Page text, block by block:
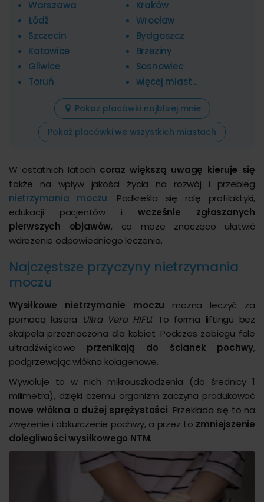
Warszawa
Kraków
Łódź
Wrocław
Szczecin
Bydgoszcz
Katowice
Brzeziny
Gliwice
Sosnowiec
Toruń
więcej miast...
Pokaż placówki najbliżej mnie
Pokaż placówki we wszystkich miastach
W ostatnich latach coraz większą uwagę kieruje się
także na wpływ jakości życia na rozwój i przebieg
nietrzymania moczu. Podkreśla się rolę profilaktyki,
edukacji pacjentów iwcześnie zgłaszanych
pierwszych objawów, co może znacząco ułatwić
wdrożenie odpowiedniego leczenia.
Najczęstsze przyczyny nietrzymania
moczu
Wysiłkowe nietrzymanie moczu można leczyć za
pomocą lasera Ultra Vera HIFU. To forma liftingu bez
skalpela przeznaczona dla kobiet. Podczas zabiegu fale
ultradźwiękowe przenikają do ścianek pochwy,
podgrzewając włókna kolagenowe.
Wywołuje to w nich mikrouszkodzenia (do średnicy 1
milimetra), dzięki czemu organizm zaczyna produkować
nowe włókna o dużej sprężystości. Przekłada się to na
zwężenie i obkurczenie pochwy, a przez to zmniejszenie
dolegliwości wysiłkowego NTM.